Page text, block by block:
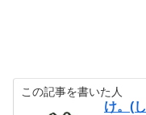
この記事を書いた人
け。(